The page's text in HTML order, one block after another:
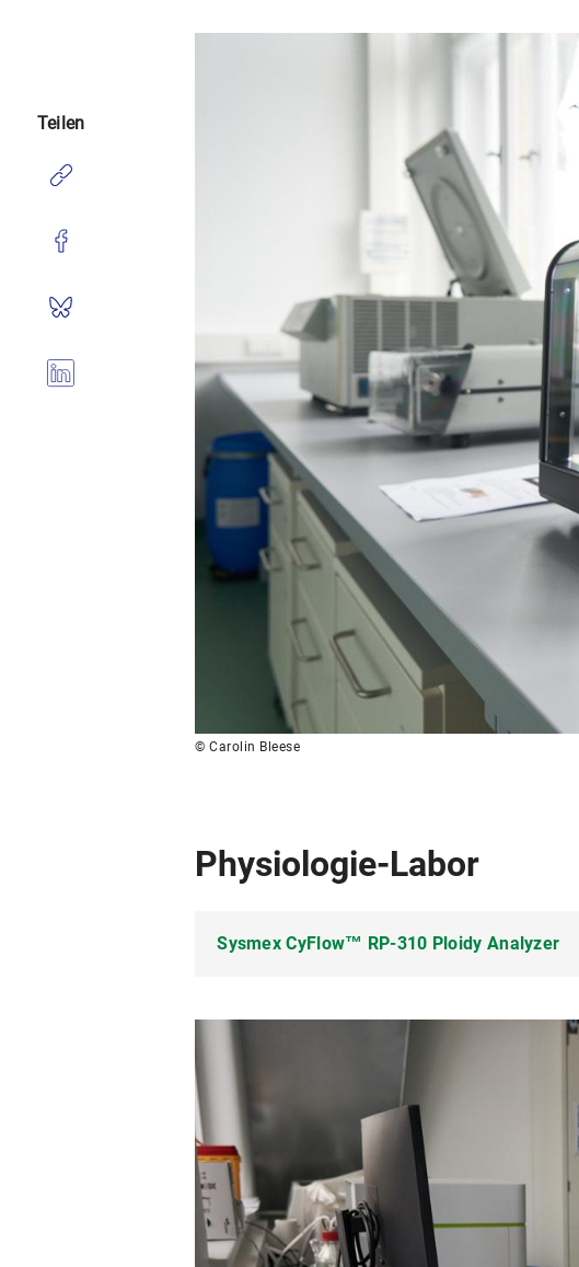
Device for grinding and homogenizing
© Carolin Bleese
Physiologie-Labor
Sysmex CyFlow™ RP-310 Ploidy Analyzer
Flow cytometer for determining the number
Teilen